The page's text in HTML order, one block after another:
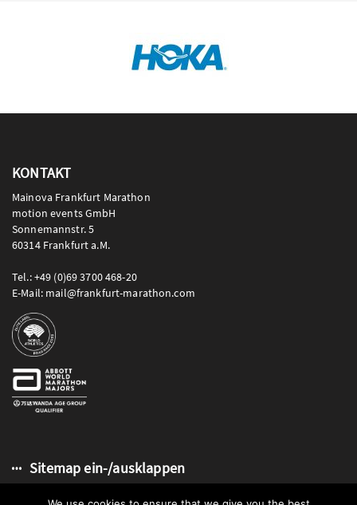
KONTAKT
Mainova Frankfurt Marathon
motion events GmbH
Sonnemannstr. 5
60314 Frankfurt a.M.
Tel.: +49 (0)69 3700 468-20
E-Mail: mail@frankfurt-marathon.com
Sitemap ein-/ausklappen